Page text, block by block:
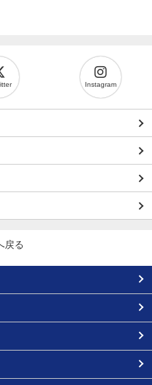
Instagram
戻る